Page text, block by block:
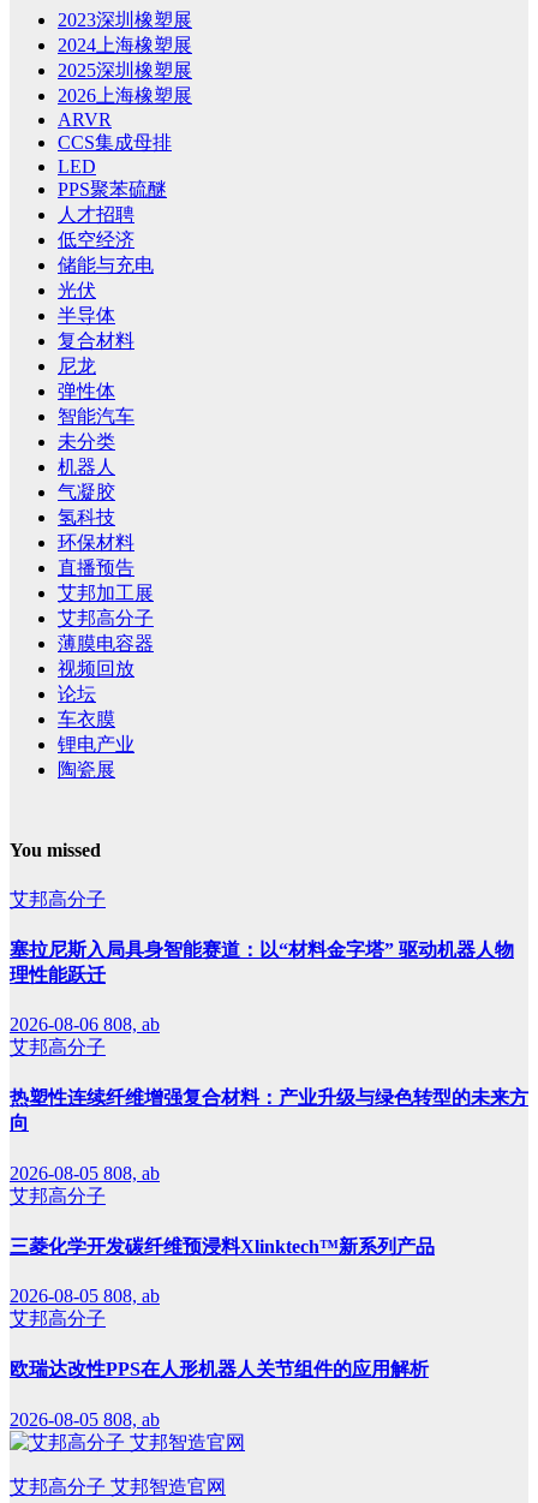
2023深圳橡塑展
2024上海橡塑展
2025深圳橡塑展
2026上海橡塑展
ARVR
CCS集成母排
LED
PPS聚苯硫醚
人才招聘
低空经济
储能与充电
光伏
半导体
复合材料
尼龙
弹性体
智能汽车
未分类
机器人
气凝胶
氢科技
环保材料
直播预告
艾邦加工展
艾邦高分子
薄膜电容器
视频回放
论坛
车衣膜
锂电产业
陶瓷展
You missed
艾邦高分子
塞拉尼斯入局具身智能赛道：以“材料金字塔” 驱动机器人物
理性能跃迁
2026-08-06 808, ab
艾邦高分子
热塑性连续纤维增强复合材料：产业升级与绿色转型的未来方
向
2026-08-05 808, ab
艾邦高分子
三菱化学开发碳纤维预浸料Xlinktech™新系列产品
2026-08-05 808, ab
艾邦高分子
欧瑞达改性PPS在人形机器人关节组件的应用解析
2026-08-05 808, ab
艾邦高分子 艾邦智造官网